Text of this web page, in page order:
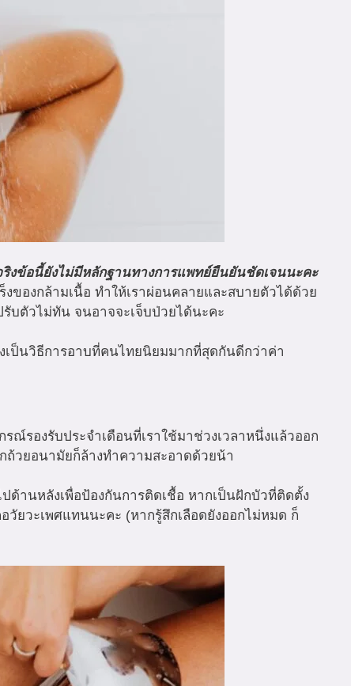
งข้อนี้ยังไม่มีหลักฐานทางการแพทย์ยืนยันชัดเจนนะคะ
ของกล้ามเนื้อ ทำให้เราผ่อนคลายและสบายตัวได้ด้วย
รับตัวไม่ทัน จนอาจจะเจ็บป่วยได้นะคะ
ป็นวิธีการอาบที่คนไทยนิยมมากที่สุดกันดีกว่าค่า
ณ์รองรับประจำเดือนที่เราใช้มาช่วงเวลาหนึ่งแล้วออก
ถ้วยอนามัยก็ล้างทำความสะอาดด้วยน้า
านหลังเพื่อป้องกันการติดเชื้อ หากเป็นฝักบัวที่ติดตั้ง
ยวะเพศแทนนะคะ (หากรู้สึกเลือดยังออกไม่หมด ก็